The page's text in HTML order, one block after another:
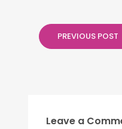
PREVIOUS POST
Leave a